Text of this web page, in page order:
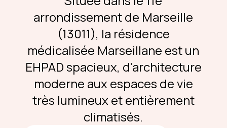
arrondissement de Marseille
(13011), la résidence
médicalisée Marseillane est un
EHPAD spacieux, d'architecture
moderne aux espaces de vie
très lumineux et entièrement
climatisés.